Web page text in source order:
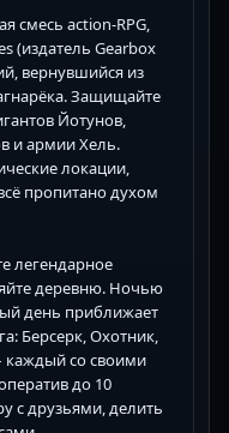
смесь action-RPG,
(издатель Gearbox
вернувшийся из
Защищайте
Йотунов,
и армии Хель.
локации,
пропитано духом
легендарное
деревню. Ночью
день приближает
Берсерк, Охотник,
каждый со своими
до 10
с друзьями, делить